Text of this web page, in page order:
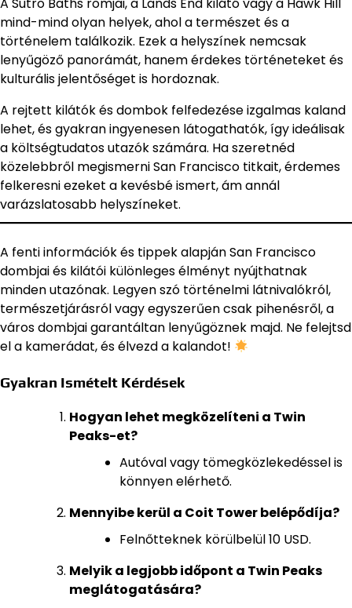
A Sutro Baths romjai, a Lands End kilátó vagy a Hawk Hill
mind-mind olyan helyek, ahol a természet és a
történelem találkozik. Ezek a helyszínek nemcsak
lenyűgöző panorámát, hanem érdekes történeteket és
kulturális jelentőséget is hordoznak.
A rejtett kilátók és dombok felfedezése izgalmas kaland
lehet, és gyakran ingyenesen látogathatók, így ideálisak
a költségtudatos utazók számára. Ha szeretnéd
közelebbről megismerni San Francisco titkait, érdemes
felkeresni ezeket a kevésbé ismert, ám annál
varázslatosabb helyszíneket.
A fenti információk és tippek alapján San Francisco
dombjai és kilátói különleges élményt nyújthatnak
minden utazónak. Legyen szó történelmi látnivalókról,
természetjárásról vagy egyszerűen csak pihenésről, a
város dombjai garantáltan lenyűgöznek majd. Ne felejtsd
el a kamerádat, és élvezd a kalandot!
Gyakran Ismételt Kérdések
Hogyan lehet megközelíteni a Twin
Peaks-et?
Autóval vagy tömegközlekedéssel is
könnyen elérhető.
Mennyibe kerül a Coit Tower belépődíja?
Felnőtteknek körülbelül 10 USD.
Melyik a legjobb időpont a Twin Peaks
meglátogatására?